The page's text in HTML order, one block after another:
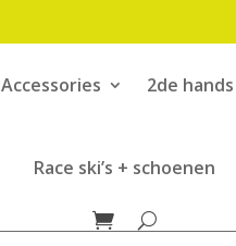
Accessories 2de hands
Race ski’s + schoenen